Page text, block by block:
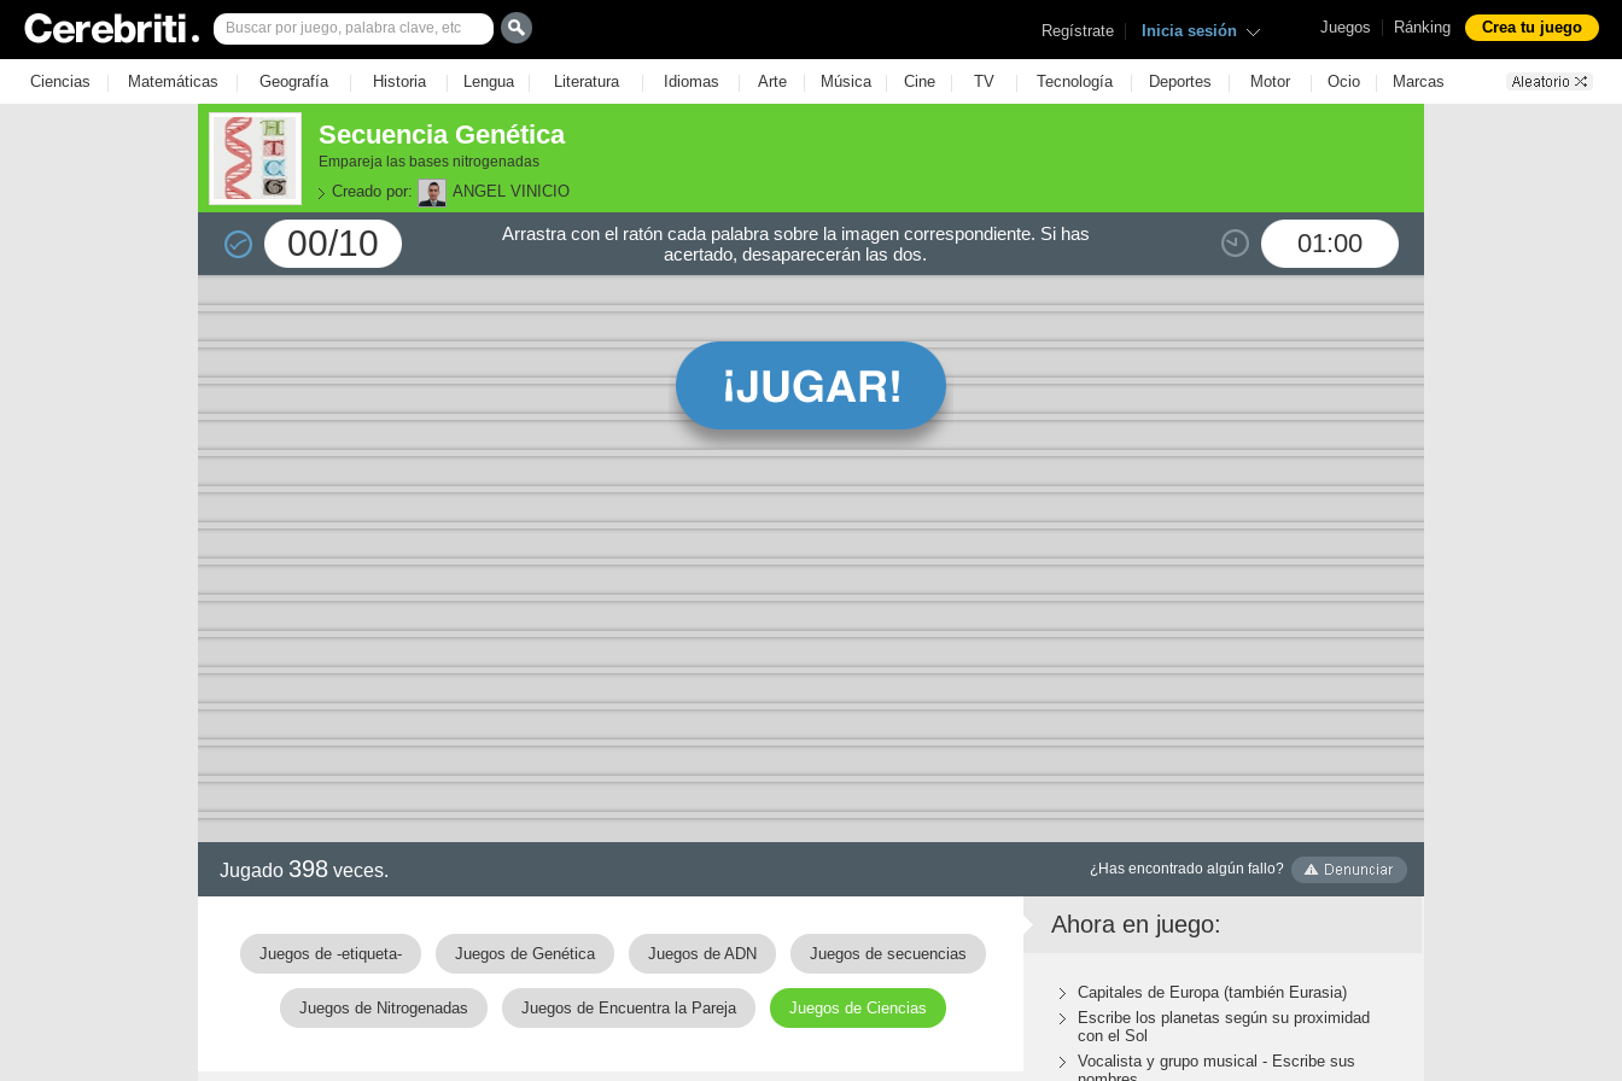
Juegos | Ránking Crea tu juego
Regístrate | Inicia sesión
Ciencias | Matemáticas | Geografía | Historia | Lengua | Literatura | Idiomas | Arte | Música | Cine | TV | Tecnología | Deportes | Motor | Ocio | Marcas
Secuencia Genética
Empareja las bases nitrogenadas
Creado por: ANGEL VINICIO
00/10 01:00
Arrastra con el ratón cada palabra sobre la imagen correspondiente. Si has
acertado, desaparecerán las dos.
Jugado 398 veces. ¿Has encontrado algún fallo?
Juegos de -etiqueta- Juegos de Genética Juegos de ADN Juegos de secuencias
Juegos de Nitrogenadas Juegos de Encuentra la Pareja Juegos de Ciencias
Ahora en juego:
Capitales de Europa (también Eurasia)
Escribe los planetas según su proximidad
con el Sol
Vocalista y grupo musical - Escribe sus